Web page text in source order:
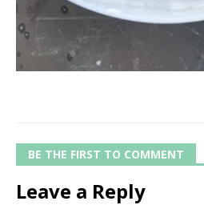
BE THE FIRST TO COMMENT
Leave a Reply